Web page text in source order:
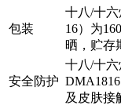
包装
十八/十
16）为
晒，贮存
安全防护
十八/十
及皮肤接